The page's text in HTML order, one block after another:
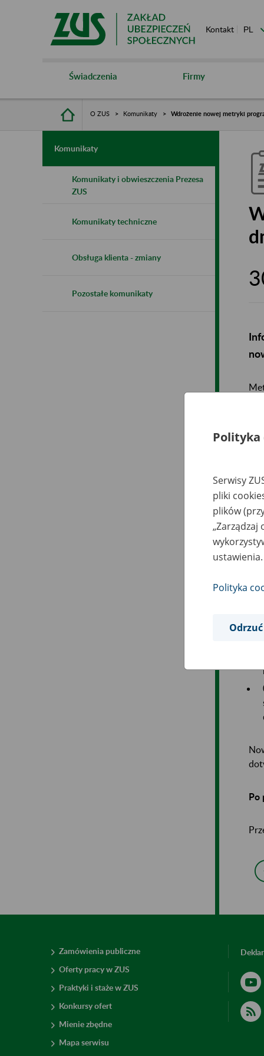
Kontakt
Świadczenia Firmy
O ZUS Komunikaty Wdrożenie nowej metryki
Komunikaty
Komunikaty i obwieszczenia Prezesa
ZUS
Komunikaty techniczne
Obsługa klienta - zmiany
Pozostałe komunikaty
Po
Zamówienia publiczne
Oferty pracy w ZUS
Praktyki i staże w ZUS
Konkursy ofert
Mienie zbędne
Mapa serwisu
Polityka
Serwisy
pliki
plików
„Zarządzaj
Polityka